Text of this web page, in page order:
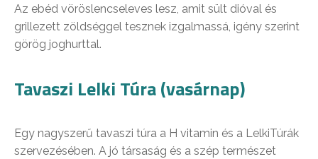
Az ebéd vöröslencseleves lesz, amit sült dióval és
grillezett zöldséggel tesznek izgalmassá, igény szerint
görög joghurttal.
Tavaszi Lelki Túra (vasárnap)
Egy nagyszerű tavaszi túra a H vitamin és a LelkiTúrák
szervezésében. A jó társaság és a szép természet